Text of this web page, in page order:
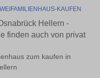
KAUFEN
Hellern -
finden auch von privat
zum kaufen in